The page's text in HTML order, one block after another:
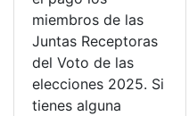
miembros de las
Juntas Receptoras
del Voto de las
elecciones 2025. Si
tienes alguna